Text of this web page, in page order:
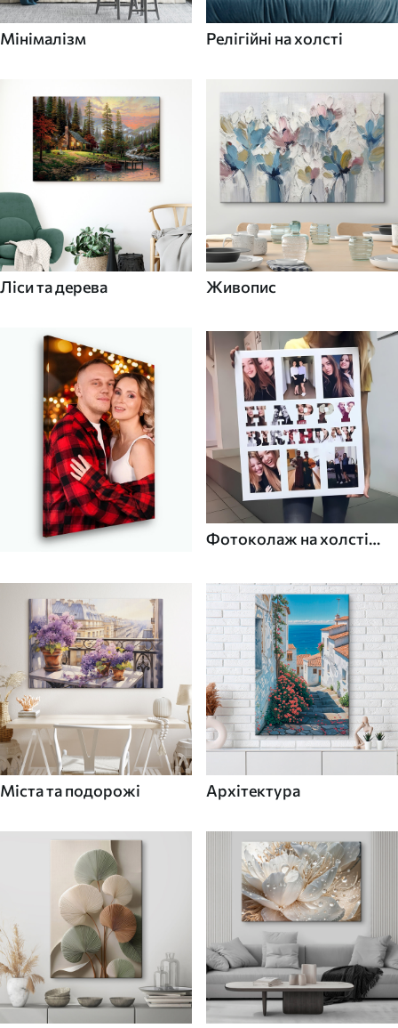
Мінімалізм Релігійні на холсті
Ліси та дерева Живопис
Фотоколаж на холсті
Міста та подорожі Архітектура